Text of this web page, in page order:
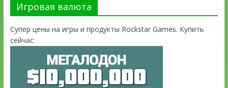
Игровая валюта
Супер цены на игры и продукты Rockstar Games. Купить
сейчас: